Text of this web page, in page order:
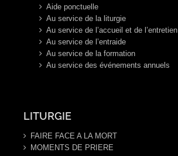
Aide ponctuelle
Au service de la liturgie
Au service de l’accueil et de l’entretien
Au service de l’entraide
Au service de la formation
Au service des événements annuels
LITURGIE
FAIRE FACE A LA MORT
MOMENTS DE PRIERE